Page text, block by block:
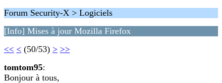
Forum Security-X > Logiciels
[Info] Mises à jour Mozilla Firefox
<< < (50/53) > >>
tomtom95:
Bonjour à tous,